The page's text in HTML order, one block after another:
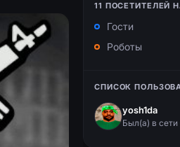
11 ПОСЕТИТЕЛЕЙ
Гости
Роботы
СПИСОК
yosh1da
Был(a) в сети